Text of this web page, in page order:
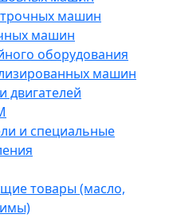
машин
машин
оборудования
машин
двигателей
и специальные
товары (масло,